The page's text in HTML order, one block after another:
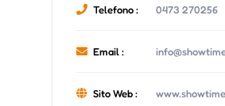
Telefono : 0473 270256
Email :
Sito Web :